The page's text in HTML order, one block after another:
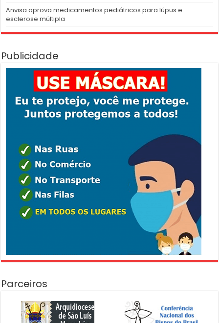
Anvisa aprova medicamentos pediátricos para lúpus e
esclerose múltipla
Publicidade
Parceiros